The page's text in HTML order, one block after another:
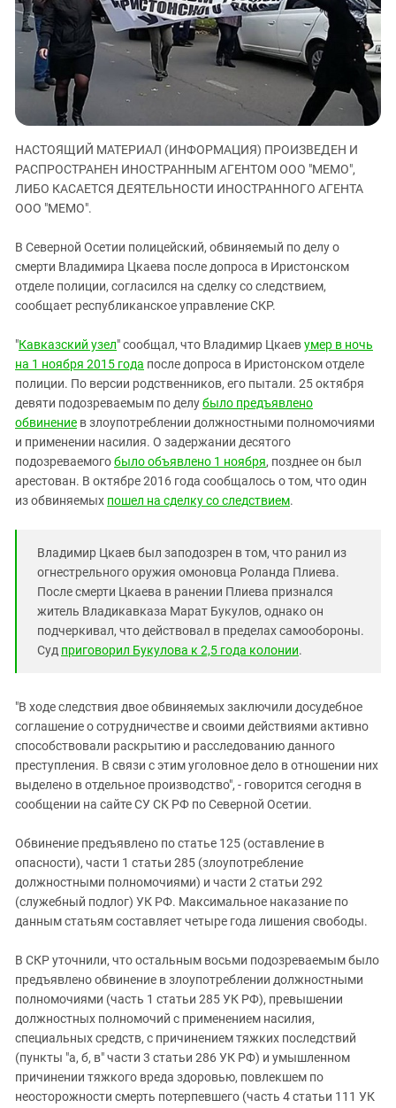
ЗАСТАВЛЯЕТ
КАВКАЗ ЗА ПАЛЕСТИНУ
ИНАКОМЫСЛИЕ В ЧЕЧНЕ
ПРЕСЛЕДОВАНИЕ АКТИВИСТОВ
МОБИЛИЗАЦИЯ И ПРОТЕСТЫ
Дагестан
Ингушетия
Кабардино-Балкария
Калмыкия
Карачаево-Черкесия
Краснодарский край
Российская Федерация
Северная Осетия - Алания
СКФО
Ставропольский край
Чечня
Южная Осетия
Южный Кавказ
ЮФО
НАСТОЯЩИЙ МАТЕРИАЛ (ИНФОРМАЦИЯ) ПРОИЗВЕДЕН И
РАСПРОСТРАНЕН ИНОСТРАННЫМ АГЕНТОМ ООО "МЕМО",
ЛИБО КАСАЕТСЯ ДЕЯТЕЛЬНОСТИ ИНОСТРАННОГО АГЕНТА
ООО "МЕМО".
В Северной Осетии полицейский, обвиняемый по делу о
смерти Владимира Цкаева после допроса в Иристонском
отделе полиции, согласился на сделку со следствием,
сообщает республиканское управление СКР.
"Кавказский узел" сообщал, что Владимир Цкаевумер в ночь
на 1 ноября 2015 года после допроса в Иристонском отделе
полиции. По версии родственников, его пытали. 25 октября
девяти подозреваемым по делубыло предъявлено
обвинение в злоупотреблении должностными полномочиями
и применении насилия. О задержании десятого
подозреваемогобыло объявлено 1 ноября, позднее он был
арестован. В октябре 2016 года сообщалось о том, что один
из обвиняемых пошел на сделку со следствием.
Владимир Цкаев был заподозрен в том, что ранил из
огнестрельного оружия омоновца Роланда Плиева.
После смерти Цкаева в ранении Плиева признался
житель Владикавказа Марат Букулов, однако он
подчеркивал, что действовал в пределах самообороны.
Суд приговорил Букулова к 2,5 года колонии.
"В ходе следствия двое обвиняемых заключили досудебное
соглашение о сотрудничестве и своими действиями активно
способствовали раскрытию и расследованию данного
преступления. В связи с этим уголовное дело в отношении них
выделено в отдельное производство", - говорится сегодня в
сообщении на сайте СУ СК РФ по Северной Осетии.
Обвинение предъявлено по статье 125 (оставление в
опасности), части 1 статьи 285 (злоупотребление
должностными полномочиями) и части 2 статьи 292
(служебный подлог) УК РФ. Максимальное наказание по
данным статьям составляет четыре года лишения свободы.
В СКР уточнили, что остальным восьми подозреваемым было
предъявлено обвинение в злоупотреблении должностными
полномочиями (часть 1 статьи 285 УК РФ), превышении
должностных полномочий с применением насилия,
специальных средств, с причинением тяжких последствий
(пункты "а, б, в" части 3 статьи 286 УК РФ) и умышленном
причинении тяжкого вреда здоровью, повлекшем по
неосторожности смерть потерпевшего (часть 4 статьи 111 УК